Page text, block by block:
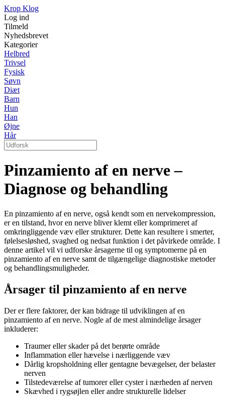
Krop Klog
Log ind
Tilmeld
Nyhedsbrevet
Kategorier
Helbred
Trivsel
Fysisk
Søvn
Diæt
Barn
Hun
Han
Øjne
Hår
Pinzamiento af en nerve –
Diagnose og behandling
En pinzamiento af en nerve, også kendt som en nervekompression,
er en tilstand, hvor en nerve bliver klemt eller komprimeret af
omkringliggende væv eller strukturer. Dette kan resultere i smerter,
følelsesløshed, svaghed og nedsat funktion i det påvirkede område. I
denne artikel vil vi udforske årsagerne til og symptomerne på en
pinzamiento af en nerve samt de tilgængelige diagnostiske metoder
og behandlingsmuligheder.
Årsager til pinzamiento af en nerve
Der er flere faktorer, der kan bidrage til udviklingen af en
pinzamiento af en nerve. Nogle af de mest almindelige årsager
inkluderer:
Traumer eller skader på det berørte område
Inflammation eller hævelse i nærliggende væv
Dårlig kropsholdning eller gentagne bevægelser, der belaster
nerven
Tilstedeværelse af tumorer eller cyster i nærheden af nerven
Skævhed i rygsøjlen eller andre strukturelle lidelser